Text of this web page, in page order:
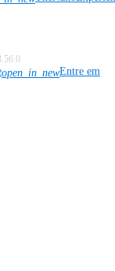
open_in_newEntre em